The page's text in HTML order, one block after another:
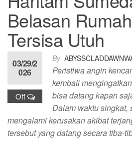
Belasan
Tersisa Utuh
By
03/29/2
026
Off
Peristiwa angin
kembali
bisa datang kapan
Dalam waktu singkat,
mengalami kerusakan akibat
tersebut yang datang secara tiba-